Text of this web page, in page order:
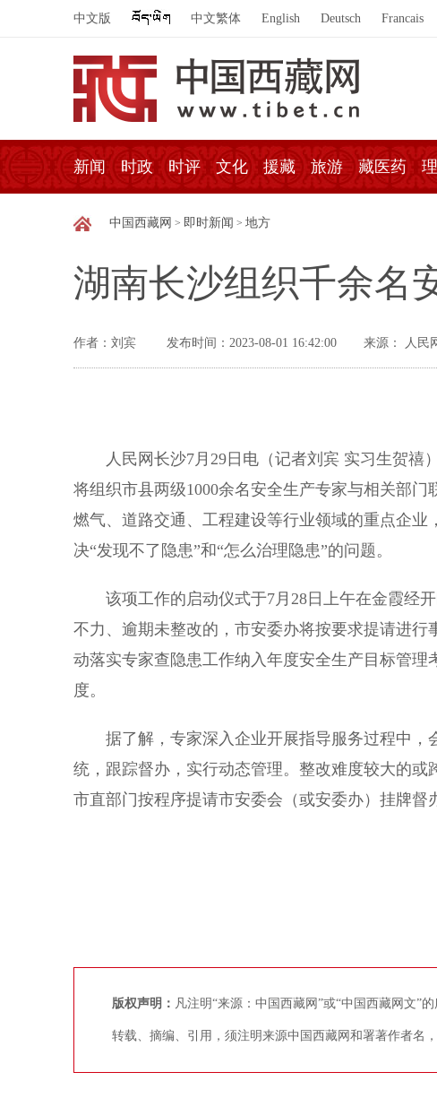
中文版 中文繁体 English Deutsch Francais
新闻 时政 时评 文化 援藏 旅游 藏医药
中国西藏网 > 即时新闻 > 地方
湖南长沙组织千余名
作者：刘宾 发布时间：2023-08-01 16:42:00 来源： 人民
人民网长沙7月29日电（记者刘宾 实习生贺禧
将组织市县两级1000余名安全生产专家与相关部
燃气、道路交通、工程建设等行业领域的重点企
决“发现不了隐患”和“怎么治理隐患”的问题。
该项工作的启动仪式于7月28日上午在金霞经开
不力、逾期未整改的，市安委办将按要求提请进
动落实专家查隐患工作纳入年度安全生产目标管
度。
据了解，专家深入企业开展指导服务过程中，
统，跟踪督办，实行动态管理。整改难度较大的
市直部门按程序提请市安委会（或安委办）挂牌督
版权声明： 凡注明“来源：中国西藏网”或“中国西藏网文”
转载、摘编、引用，须注明来源中国西藏网和署著作者名